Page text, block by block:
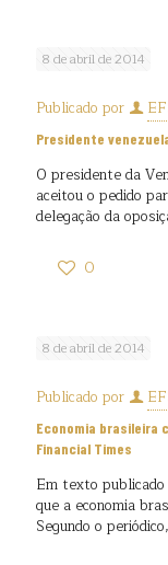
8 de abril de 2014
Publicado por
Presidente
O presidente da
aceitou o pedido
delegação da
0
8 de abril de 2014
Publicado por
Economia brasileira
Financial Times
Em texto
que a economia
Segundo o